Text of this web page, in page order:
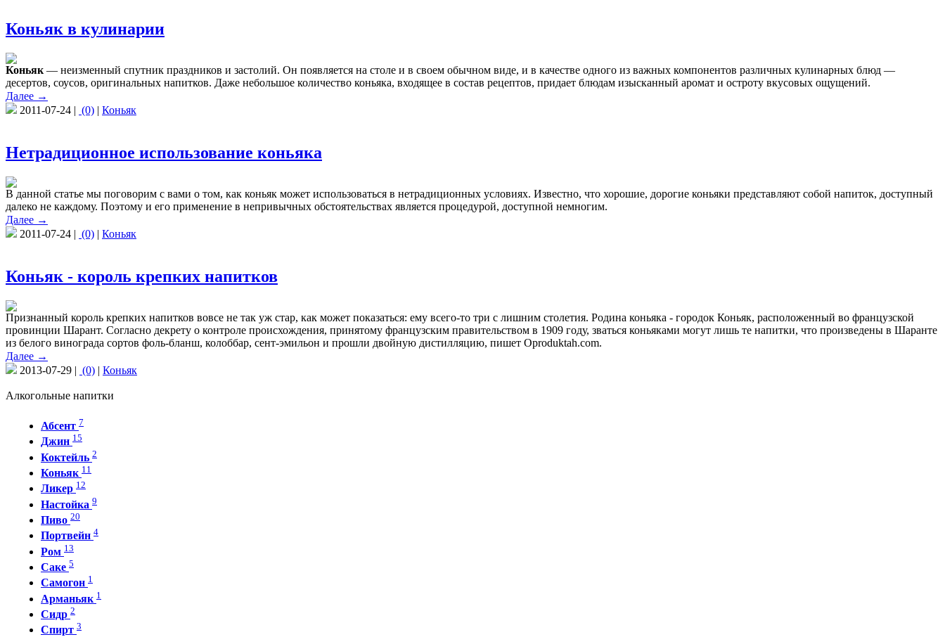
Коньяк в кулинарии
Коньяк — неизменный спутник праздников и застолий. Он появляется на столе и в своем обычном виде, и в качестве одного из важных компонентов различных кулинарных блюд —
десертов, соусов, оригинальных напитков. Даже небольшое количество коньяка, входящее в состав рецептов, придает блюдам изысканный аромат и остроту вкусовых ощущений.
Далее →
2011-07-24 | (0) | Коньяк
Нетрадиционное использование коньяка
В данной статье мы поговорим с вами о том, как коньяк может использоваться в нетрадиционных условиях. Известно, что хорошие, дорогие коньяки представляют собой напиток, доступный
далеко не каждому. Поэтому и его применение в непривычных обстоятельствах является процедурой, доступной немногим.
Далее →
2011-07-24 | (0) | Коньяк
Коньяк - король крепких напитков
Признанный король крепких напитков вовсе не так уж стар, как может показаться: ему всего-то три с лишним столетия. Родина коньяка - городок Коньяк, расположенный во французской
провинции Шарант. Согласно декрету о контроле происхождения, принятому французским правительством в 1909 году, зваться коньяками могут лишь те напитки, что произведены в Шаранте
из белого винограда сортов фоль-бланш, колоббар, сент-эмильон и прошли двойную дистилляцию, пишет Oproduktah.com.
Далее →
2013-07-29 | (0) | Коньяк
Алкогольные напитки
Абсент 7
Джин 15
Коктейль 2
Коньяк 11
Ликер 12
Настойка 9
Пиво 20
Портвейн 4
Ром 13
Саке 5
Самогон 1
Арманьяк 1
Сидр 2
Спирт 3